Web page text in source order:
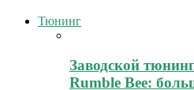
Тюнинг
Заводской
Rumble Bee: